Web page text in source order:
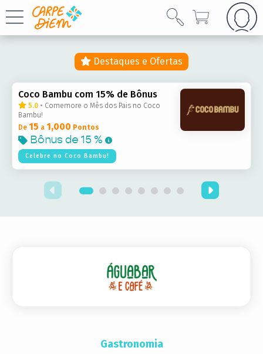
Destaques e Ofertas
Coco Bambu com 15% de Bônus
5.0• Comemore o Mês dos Pais no Coco
Bambu!
De 15 a 1,000 Pontos
Bônus de 15 %
Celebre no Coco Bambu!
Gastronomia